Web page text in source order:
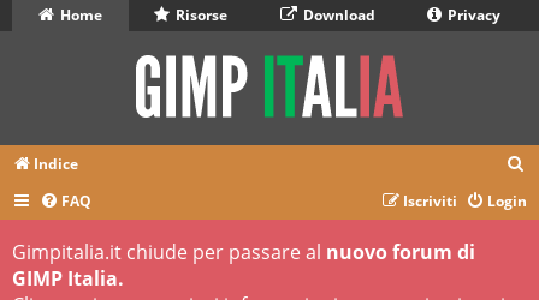
Home Risorse Download Privacy
Indice
r
FAQ Login
Iscriviti
Gimpitalia.it chiude per passare al nuovo forum di
GIMP Italia.